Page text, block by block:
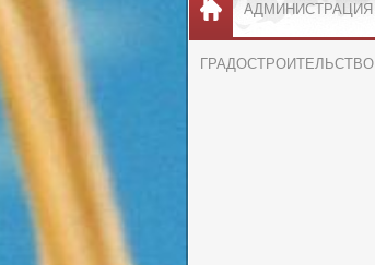
АДМИНИСТРАЦИЯ
ГРАДОСТРОИТЕЛЬСТВО